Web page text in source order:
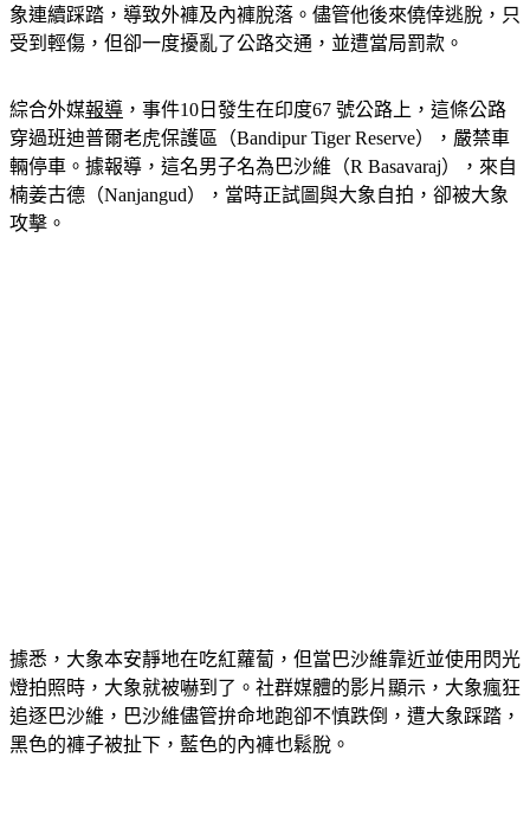
外激怒大象，遭其一路追逐。這名男遊客不慎摔倒在地，被大
象連續踩踏，導致外褲及內褲脫落。儘管他後來僥倖逃脫，只
綜合外媒報導，事件10日發生在印度67 號公路上，這條公路
穿過班迪普爾老虎保護區（Bandipur Tiger Reserve），嚴禁車
輛停車。據報導，這名男子名為巴沙維（R Basavaraj），來自
楠姜古德（Nanjangud），當時正試圖與大象自拍，卻被大象
據悉，大象本安靜地在吃紅蘿蔔，但當巴沙維靠近並使用閃光
燈拍照時，大象就被嚇到了。社群媒體的影片顯示，大象瘋狂
追逐巴沙維，巴沙維儘管拚命地跑卻不慎跌倒，遭大象踩踏，